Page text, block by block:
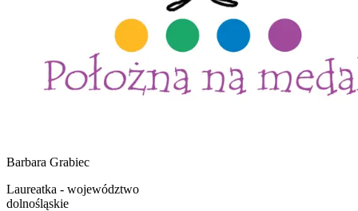
Barbara Grabiec
Laureatka - województwo
dolnośląskie